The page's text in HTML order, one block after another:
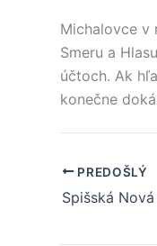
Michalovce v
Smeru a
účtoch. Ak
konečne
PREDOŠLÝ